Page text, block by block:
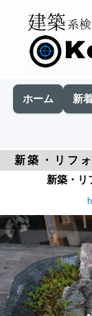
ホーム 新
新築・リフ
新築・リ